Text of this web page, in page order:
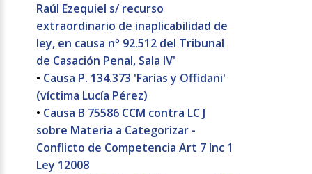
Raúl Ezequiel s/ recurso
extraordinario de inaplicabilidad de
ley, en causa nº 92.512 del Tribunal
de Casación Penal, Sala IV'
• Causa P. 134.373 'Farías y Offidani'
(víctima Lucía Pérez)
• Causa B 75586 CCM contra LC J
sobre Materia a Categorizar -
Conflicto de Competencia Art 7 Inc 1
Ley 12008